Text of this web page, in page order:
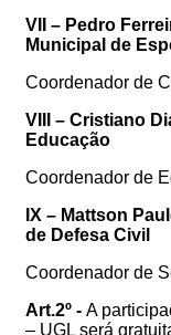
VII – Pedro
Municipal de
Coordenador de
VIII – Cristiano
Educação
Coordenador de
IX – Mattson
de Defesa Civil
Coordenador de
Art.2º - A
– UGL será